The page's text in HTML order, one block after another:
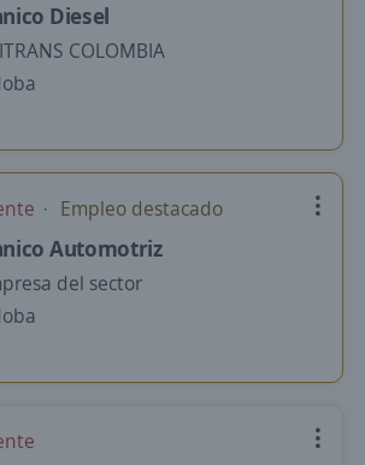
Diesel
COLOMBIA
Empleo destacado
Automotriz
del sector